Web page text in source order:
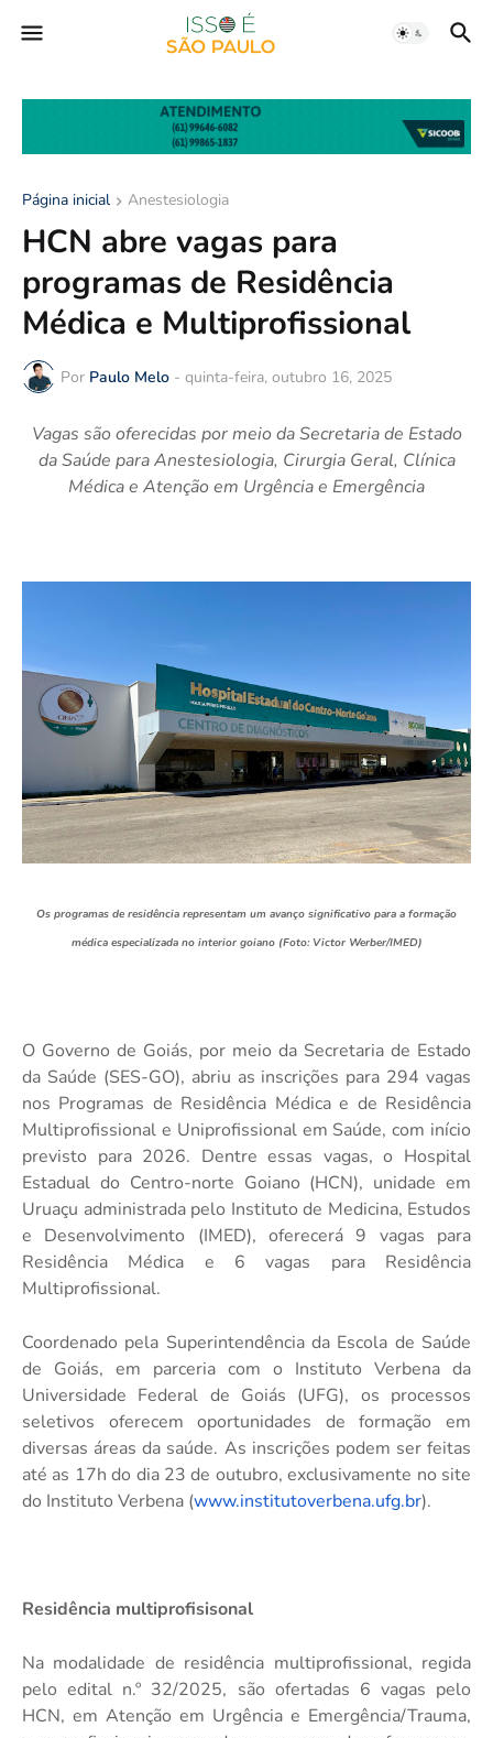
Página inicial Anestesiologia
HCN abre vagas para
programas de Residência
Médica e Multiprofissional
Por Paulo Melo - quinta-feira, outubro 16, 2025
Vagas são oferecidas por meioda Secretaria de Estado
da Saúde paraAnestesiologia, Cirurgia Geral, Clínica
Médica e Atenção em Urgência e Emergência
Os programas de residência representam um avanço significativo para a formação
médica especializada no interior goiano (Foto: Victor Werber/IMED)
O Governo de Goiás, por meio da Secretaria de Estado
da Saúde (SES-GO), abriu as inscrições para 294 vagas
nos Programas de Residência Médica e de Residência
Multiprofissional e Uniprofissional em Saúde, com início
previsto para 2026. Dentre essas vagas, o Hospital
Estadual do Centro-norte Goiano (HCN), unidade em
Uruaçu administrada pelo Instituto de Medicina, Estudos
e Desenvolvimento (IMED), oferecerá 9 vagas para
Residência Médica e 6 vagas para Residência
Multiprofissional.
Coordenado pela Superintendência da Escola de Saúde
de Goiás, em parceria com o Instituto Verbena da
Universidade Federal de Goiás (UFG), os processos
seletivos oferecem oportunidades de formação em
diversas áreas da saúde. As inscrições podem ser feitas
até as 17h do dia 23 de outubro, exclusivamente no site
do Instituto Verbena (www.institutoverbena.ufg.br).
Residência multiprofisisonal
Na modalidade de residência multiprofissional, regida
pelo edital n.º 32/2025, são ofertadas 6 vagas pelo
HCN, em Atenção em Urgência e Emergência/Trauma,